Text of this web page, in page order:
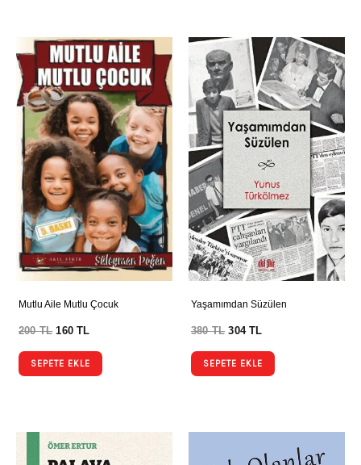
Mutlu Aile Mutlu Çocuk
200TL 160TL
SEPETE EKLE
Yaşamımdan Süzülen
380TL 304TL
SEPETE EKLE